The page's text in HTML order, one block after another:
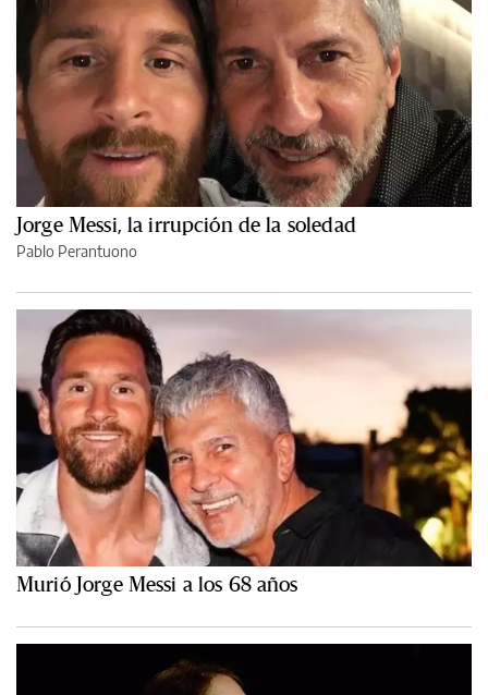
Jorge Messi, la irrupción de la soledad
Pablo Perantuono
Murió Jorge Messi a los 68 años